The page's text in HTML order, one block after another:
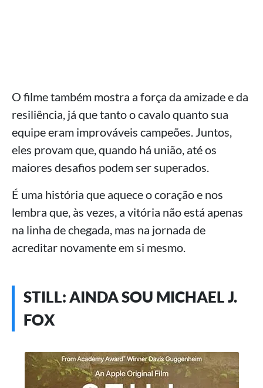
O filme também mostra a força da amizade e da
resiliência, já que tanto o cavalo quanto sua
equipe eram improváveis campeões. Juntos,
eles provam que, quando há união, até os
maiores desafios podem ser superados.
É uma história que aquece o coração e nos
lembra que, às vezes, a vitória não está apenas
na linha de chegada, mas na jornada de
acreditar novamente em si mesmo.
STILL: AINDA SOU MICHAEL J.
FOX